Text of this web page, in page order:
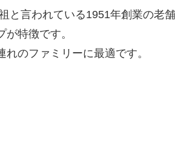
と言われている1951年創業の老
特徴です。
のファミリーに最適です。